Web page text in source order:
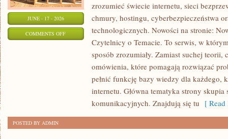
JUNE - 17 - 2026
COMMENTS OFFON
REGULACJE
zrozumieć świecie internetu, sieci
chmury, hostingu, cyberbezpieczeństwa
technologicznych. Nowości na stronie:
Czytelnicy o Temacie. To serwis, w
sposób zrozumiały. Zamiast suchej
omówienia, które pomagają rozwiązać
pełnić funkcję bazy wiedzy dla każdego,
internetu. Główna tematyka strony skupia
komunikacyjnych. Znajdują się tu [
POSTED BY ADMIN